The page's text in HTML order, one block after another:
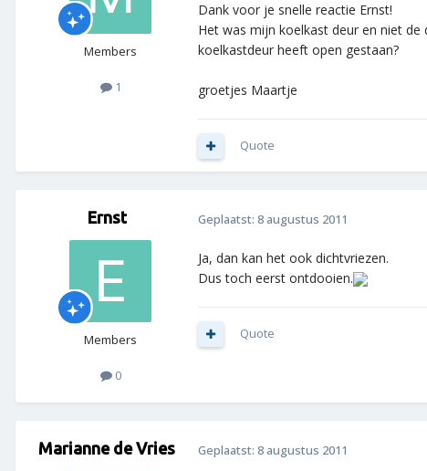
Members
1
Dank voor je snelle reactie Ernst!
Het was mijn koelkast deur en niet
koelkastdeur heeft open gestaan?
groetjes Maartje
Quote
Ernst
Members
0
Geplaatst: 8 augustus 2011
Ja, dan kan het ook dichtvriezen.
Dus toch eerst ontdooien.
Quote
Marianne de Vries Geplaatst: 8 augustus 2011